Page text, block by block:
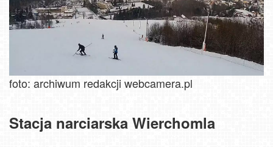
foto: archiwum redakcji webcamera.pl
Stacja narciarska Wierchomla